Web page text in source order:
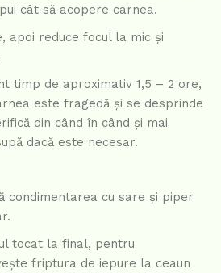
cât să acopere carnea.
apoi reduce focul la mic și
timp de aproximativ 1,5 – 2 ore,
este fragedă și se desprinde
din când în când și mai
dacă este necesar.
condimentarea cu sare și piper
tocat la final, pentru
friptura de iepure la ceaun